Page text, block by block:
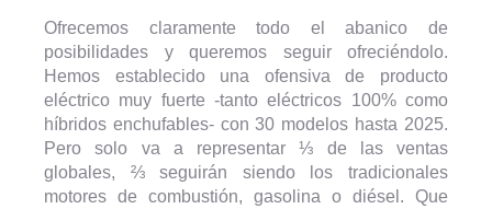
Ofrecemos claramente todo el abanico de
posibilidades y queremos seguir ofreciéndolo.
Hemos establecido una ofensiva de producto
eléctrico muy fuerte -tanto eléctricos 100% como
híbridos enchufables- con 30 modelos hasta 2025.
Pero solo va a representar ⅓ de las ventas
globales, ⅔ seguirán siendo los tradicionales
motores de combustión, gasolina o diésel. Que